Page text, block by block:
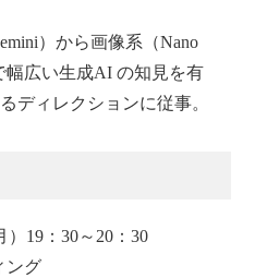
）から画像系（Nano
幅広い生成AI の知見を有
ディレクションに従事。
）19：30～20：30
ング